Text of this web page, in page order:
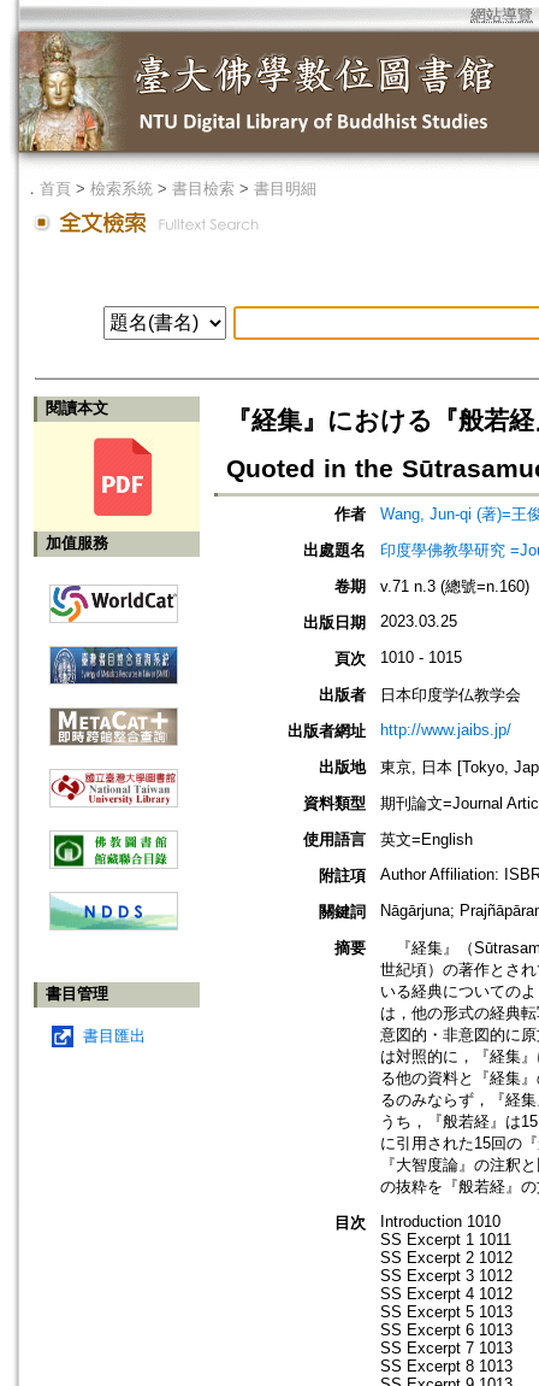
網站導覽
． 首頁 > 檢索系統 > 書目檢索 > 書目明細
閱讀本文
加值服務
書目管理
書目匯出
『経集』における『般
Quoted in the
作者
Wang, Jun-qi (著)=王
出處題名
印度學佛教學研究
卷期
v.71 n.3 (總號=n.160)
出版日期
2023.03.25
頁次 1010 - 1015
出版者
日本印度学仏教学会
出版者網址
http://www.jaibs.jp/
出版地
東京, 日本 [Tokyo,
資料類型
期刊論文=Journal
使用語言
英文=English
附註項
Author Affiliation:
關鍵詞 Nāgārjuna;
摘要
『経集』（
世紀頃）の著作とさ
いる経典についての
は，他の形式の経典
意図的・非意図的に
は対照的に，『経集
る他の資料と『経集
るのみならず，『経
うち，『般若経』は
に引用された15回の
『大智度論』の注釈
の抜粋を『般若経』
目次
Introduction 1010
SS Excerpt 1 1011
SS Excerpt 2 1012
SS Excerpt 3 1012
SS Excerpt 4 1012
SS Excerpt 5 1013
SS Excerpt 6 1013
SS Excerpt 7 1013
SS Excerpt 8 1013